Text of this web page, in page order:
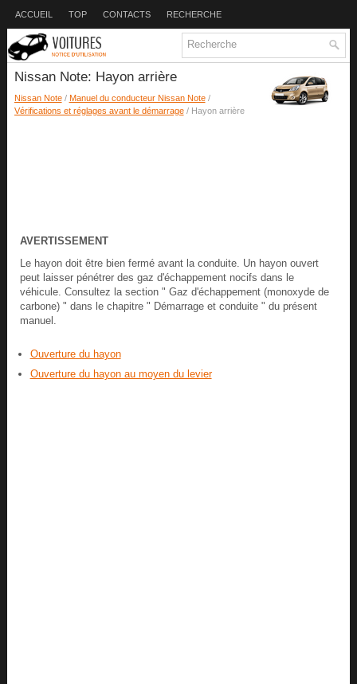
ACCUEIL TOP CONTACTS RECHERCHE
Nissan Note: Hayon arrière
Nissan Note/ Manuel du conducteur Nissan Note/
Vérifications et réglages avant le démarrage/ Hayon arrière
AVERTISSEMENT
Le hayon doit être bien fermé avant la conduite. Un hayon ouvert
peut laisser pénétrer des gaz d'échappement nocifs dans le
véhicule. Consultez la section " Gaz d'échappement (monoxyde de
carbone) " dans le chapitre " Démarrage et conduite " du présent
manuel.
Ouverture du hayon
Ouverture du hayon au moyen du levier